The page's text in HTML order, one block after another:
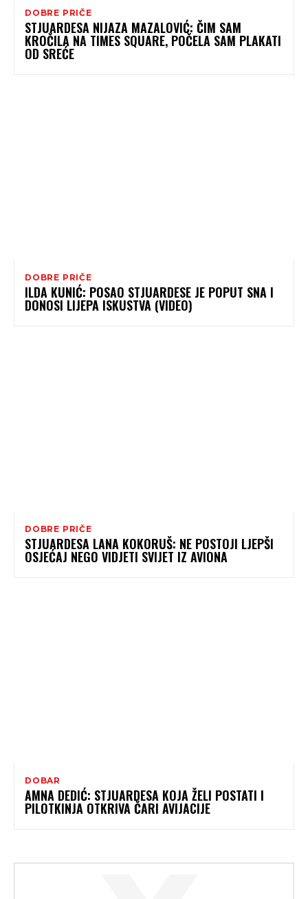
DOBRE PRIČE
STJUARDESA NIJAZA MAZALOVIĆ: ČIM SAM
KROČILA NA TIMES SQUARE, POČELA SAM PLAKATI
OD SREĆE
DOBRE PRIČE
ILDA KUNIĆ: POSAO STJUARDESE JE POPUT SNA I
DONOSI LIJEPA ISKUSTVA (VIDEO)
DOBRE PRIČE
STJUARDESA LANA KOKORUŠ: NE POSTOJI LJEPŠI
OSJEĆAJ NEGO VIDJETI SVIJET IZ AVIONA
DOBAR
AMNA DEDIĆ: STJUARDESA KOJA ŽELI POSTATI I
PILOTKINJA OTKRIVA ČARI AVIJACIJE